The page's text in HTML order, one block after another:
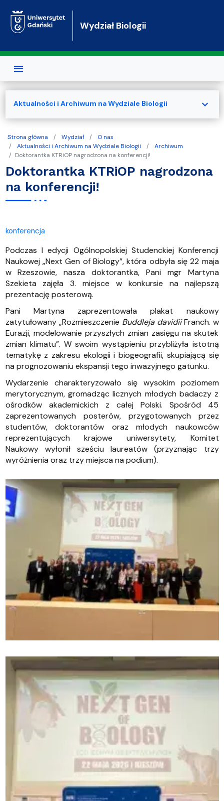
Wydział Biologii
Strona główna Wydział
O nas
Aktualności i Archiwum na Wydziale Biologii
Archiwum
Doktorantka KTRiOP nagrodzona na konferencji!
Doktorantka KTRiOP nagrodzona
na konferencji!
konferencja
Podczas I edycji Ogólnopolskiej Studenckiej Konferencji
Naukowej „Next Gen of Biology”, która odbyła się 22 maja
w Rzeszowie, nasza doktorantka, Pani mgr Martyna
Szekieta zajęła 3. miejsce w konkursie na najlepszą
prezentację posterową.
Pani Martyna zaprezentowała plakat naukowy
zatytułowany „Rozmieszczenie Buddleja davidiiFranch. w
Eurazji, modelowanie przyszłych zmian zasięgu na skutek
zmian klimatu”. W swoim wystąpieniu przybliżyła istotną
tematykę z zakresu ekologii i biogeografii, skupiającą się
na prognozowaniu ekspansji tego inwazyjnego gatunku.
Wydarzenie charakteryzowało się wysokim poziomem
merytorycznym, gromadząc licznych młodych badaczy z
ośrodków akademickich z całej Polski. Spośród 45
zaprezentowanych posterów, przygotowanych przez
studentów, doktorantów oraz młodych naukowców
reprezentujących krajowe uniwersytety, Komitet
Naukowy wyłonił sześciu laureatów (przyznając trzy
wyróżnienia oraz trzy miejsca na podium).
Aktualności i Archiwum na Wydziale Biologii expand_more